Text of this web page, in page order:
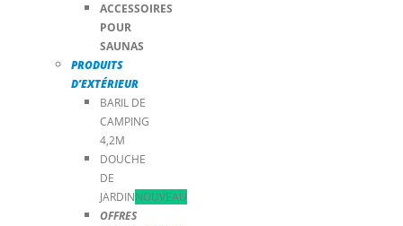
ACCESSOIRES
POUR
SAUNAS
PRODUITS
D’EXTÉRIEUR
BARIL DE
CAMPING
4,2M
DOUCHE
DE
JARDINNOUVEAU
OFFRES